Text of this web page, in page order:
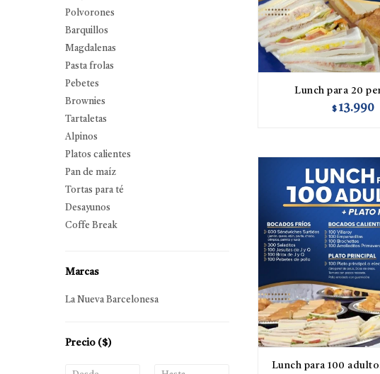
Lunch para 20
$ 13.990
Lunch para 100
Polvorones
Barquillos
Magdalenas
Pasta frolas
Pebetes
Brownies
Tartaletas
Alpinos
Platos calientes
Pan de maíz
Tortas para té
Desayunos
Coffe Break
Marcas
La Nueva Barcelonesa
Precio ($)